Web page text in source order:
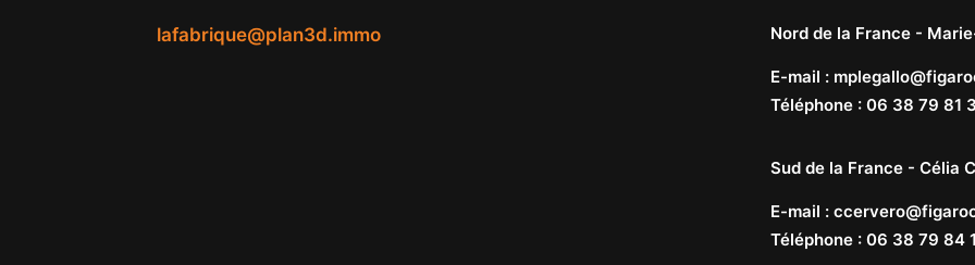
lafabrique@plan3d.immo Nord de la France -
E-mail :
Téléphone : 06 38 79 81
Sud de la France - Célia
E-mail :
Téléphone : 06 38 79 84